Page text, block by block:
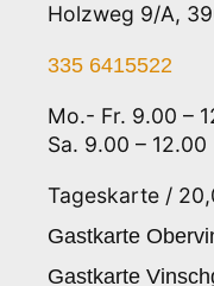
Holzweg 9/A,
335 6415522
Mo.- Fr. 9.00 –
Sa. 9.00 – 12.00
Tageskarte /
Gastkarte
Gastkarte